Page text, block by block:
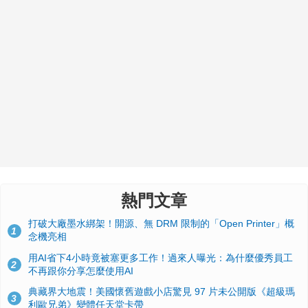
熱門文章
1
打破大廠墨水綁架！開源、無 DRM 限制的「Open Printer」概
念機亮相
2
用AI省下4小時竟被塞更多工作！過來人曝光：為什麼優秀員工
不再跟你分享怎麼使用AI
3
典藏界大地震！美國懷舊遊戲小店驚見 97 片未公開版《超級瑪
利歐兄弟》變體任天堂卡帶